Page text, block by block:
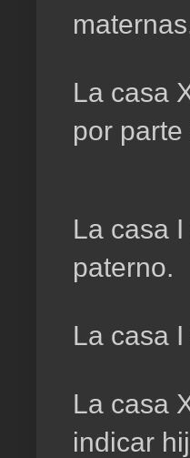
La casa
por
La casa
paterno.
La casa
La casa
indicar